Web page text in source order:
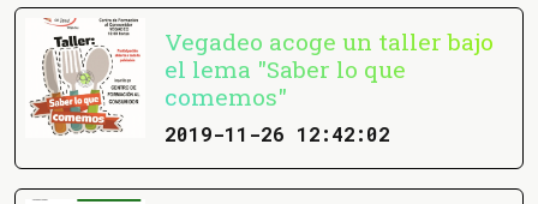
Vegadeo acoge un taller bajo
el lema "Saber lo que
comemos"
2019-11-26 12:42:02